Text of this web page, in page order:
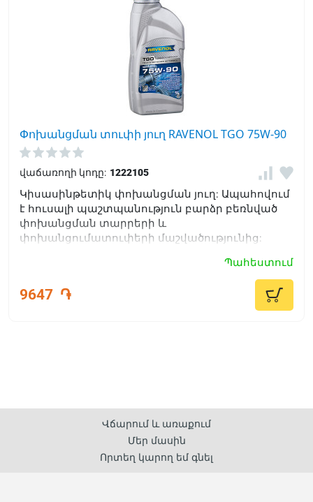
Փոխանցման տուփի յուղ RAVENOL TGO 75W-90
վաճառողի կոդը: 1222105
Կիսասինթետիկ փոխանցման յուղ: Ապահովում
է հուսալի պաշտպանություն բարձր բեռնված
փոխանցման տարրերի և
փոխանցումատուփերի մաշվածությունից:
բարձր ջերմային կայունության պատճառով:
Պահեստում
9647 ֏
Վճարում և առաքում
Մեր մասին
Որտեղ կարող եմ գնել